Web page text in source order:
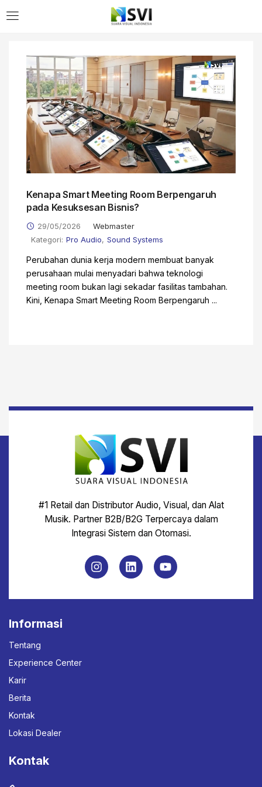
Kenapa Smart Meeting Room Berpengaruh
pada Kesuksesan Bisnis?
29/05/2026
Webmaster
Kategori: Pro Audio, Sound Systems
Perubahan dunia kerja modern membuat banyak
perusahaan mulai menyadari bahwa teknologi
meeting room bukan lagi sekadar fasilitas tambahan.
Kini, Kenapa Smart Meeting Room Berpengaruh ...
#1 Retail dan Distributor Audio, Visual, dan Alat
Musik. Partner B2B/B2G Terpercaya dalam
Integrasi Sistem dan Otomasi.
Informasi
Tentang
Experience Center
Karir
Berita
Kontak
Lokasi Dealer
Kontak